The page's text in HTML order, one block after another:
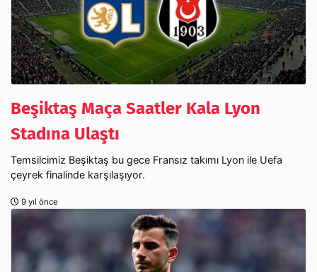
Beşiktaş Maça Saatler Kala Lyon
Stadına Ulaştı
Temsilcimiz Beşiktaş bu gece Fransız takımı Lyon ile Uefa
çeyrek finalinde karşılaşıyor.
9 yıl önce